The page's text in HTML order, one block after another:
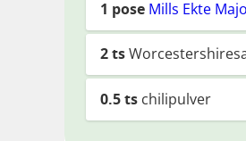
1 pose Mills Ekte
2ts
0.5ts chilipulver